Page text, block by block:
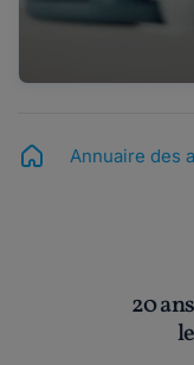
Annuaire des
20